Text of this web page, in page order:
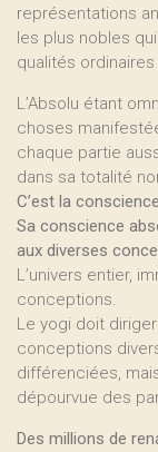
représentations
les plus nobles
qualités ordinaires
L’Absolu étant
choses
chaque partie
dans sa totalité
C’est la
Sa conscience
aux diverses
L’univers entier,
conceptions.
Le yogi doit
conceptions
différenciées,
dépourvue des
Des millions de